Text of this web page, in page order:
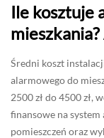
Ile kosztuje
Średni koszt
alarmowego do
2500 zł do 4500 zł,
finansowe na
pomieszczeń oraz